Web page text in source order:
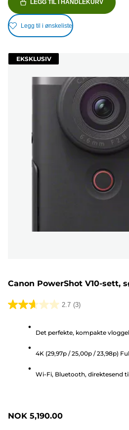
LEGG TIL I HANDLEKURV
Legg til i ønskeliste
EKSKLUSIV
Canon PowerShot V10-sett,
2.7 (3)
2.7
stjerner.
omtaler
Det perfekte, kompakte
4K (29,97p / 25,00p / 23,98p)
Wi-Fi, Bluetooth, direktesend
NOK 5,190.00